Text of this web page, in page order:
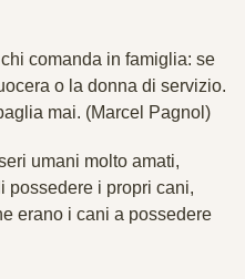
comanda in famiglia: se
o la donna di servizio.
mai. (Marcel Pagnol)
umani molto amati,
possedere i propri cani,
erano i cani a possedere